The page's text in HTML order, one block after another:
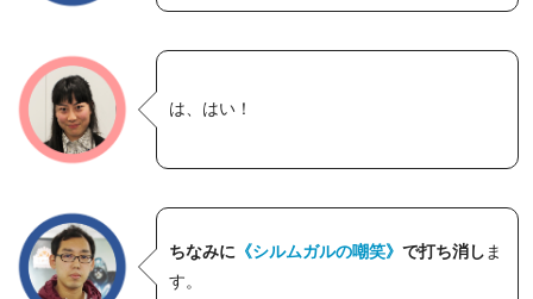
は、はい！
ちなみに 《シルムガルの嘲笑》で打ち消しま
す。